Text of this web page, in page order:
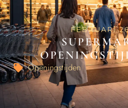
FEBRUARI
Openingstijden